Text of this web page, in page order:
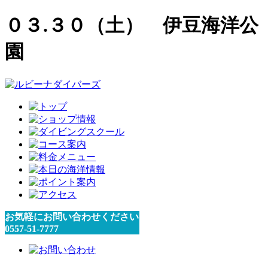
０３.３０（土） 伊豆海洋公
園
お気軽にお問い合わせください
0557-51-7777